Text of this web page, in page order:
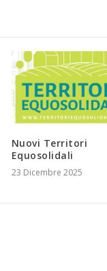
Nuovi Territori
Equosolidali
23 Dicembre 2025